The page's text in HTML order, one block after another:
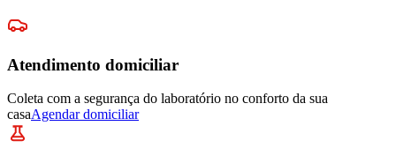
Atendimento domiciliar
Coleta com a segurança do laboratório no conforto da sua
casaAgendar domiciliar